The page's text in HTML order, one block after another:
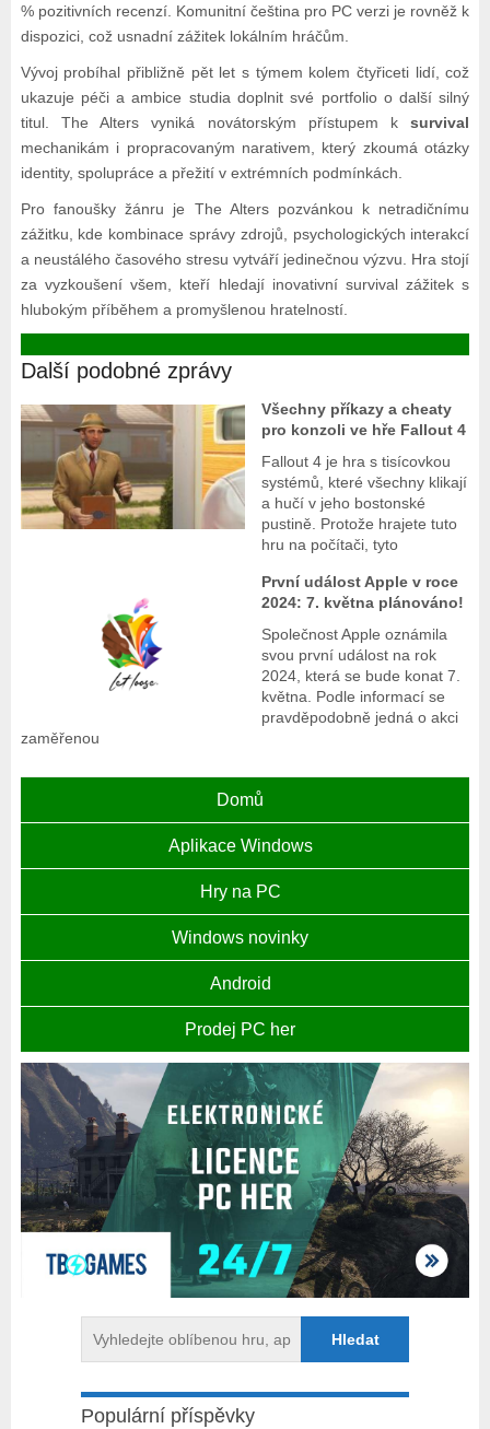
% pozitivních recenzí. Komunitní čeština pro PC verzi je rovněž k
dispozici, což usnadní zážitek lokálním hráčům.
Vývoj probíhal přibližně pět let s týmem kolem čtyřiceti lidí, což
ukazuje péči a ambice studia doplnit své portfolio o další silný
titul. The Alters vyniká novátorským přístupem ksurvival
mechanikám i propracovaným narativem, který zkoumá otázky
identity, spolupráce a přežití v extrémních podmínkách.
Pro fanoušky žánru je The Alters pozvánkou k netradičnímu
zážitku, kde kombinace správy zdrojů, psychologických interakcí
a neustálého časového stresu vytváří jedinečnou výzvu. Hra stojí
za vyzkoušení všem, kteří hledají inovativní survival zážitek s
hlubokým příběhem a promyšlenou hratelností.
Další podobné zprávy
Všechny příkazy a cheaty
pro konzoli ve hře Fallout 4
Fallout 4 je hra s tisícovkou
systémů, které všechny klikají
a hučí v jeho bostonské
pustině. Protože hrajete tuto
hru na počítači, tyto
První událost Apple v roce
2024: 7. května plánováno!
Společnost Apple oznámila
svou první událost na rok
2024, která se bude konat 7.
května. Podle informací se
pravděpodobně jedná o akci
zaměřenou
Domů
Aplikace Windows
Hry na PC
Windows novinky
Android
Prodej PC her
Populární příspěvky